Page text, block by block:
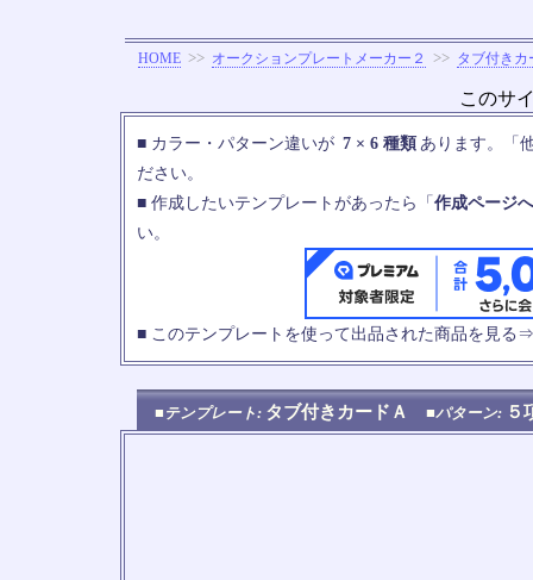
HOME >> オークションプレートメーカー２ >> タブ付きカ
このサ
■ カラー・パターン違いが 7 × 6 種類 あります。「
ださい。
■ 作成したいテンプレートがあったら「 作成ページ
い。
■ このテンプレートを使って出品された商品を見る
■テンプレート: タブ付きカードＡ ■パターン: